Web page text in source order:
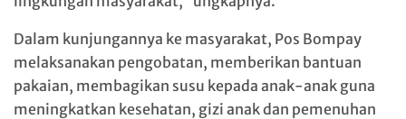
Dalam kunjungannya ke masyarakat, Pos Bompay
melaksanakan pengobatan, memberikan bantuan
pakaian, membagikan susu kepada anak-anak guna
meningkatkan kesehatan, gizi anak dan pemenuhan